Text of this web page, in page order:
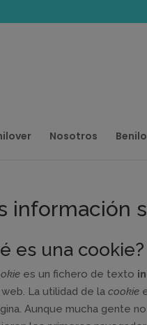
Nosotros
información
es una cookie?
es un fichero de texto
web. La utilidad de lacookie
Aunque mucha gente